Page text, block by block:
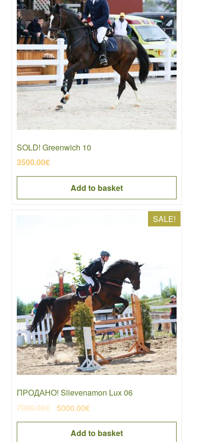
SOLD! Greenwich 10
3500.00€
Add to basket
ПРОДАНО! Slievenamon Lux 06
SALE!
7000.00€
Original
price
5000.00€Current
price
is:
Add to basket